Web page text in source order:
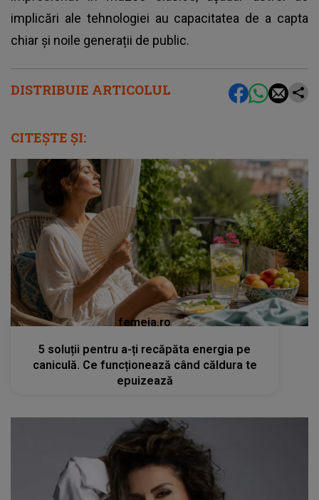
DISTRIBUIE ARTICOLUL
implicări ale tehnologiei au capacitatea de a capta
chiar și noile generații de public.
CITEȘTE ȘI:
femeia.ro
5 soluții pentru a-ți recăpăta energia pe
caniculă. Ce funcționează când căldura te
epuizează